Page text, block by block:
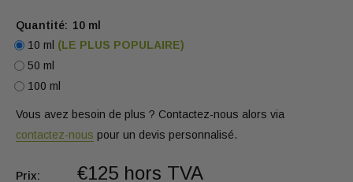
Quantité: 10 ml
10 ml (LE PLUS POPULAIRE)
50 ml
100 ml
Vous avez besoin de plus ? Contactez-nous alors via
contactez-nous pour un devis personnalisé.
Prix: €125 hors TVA